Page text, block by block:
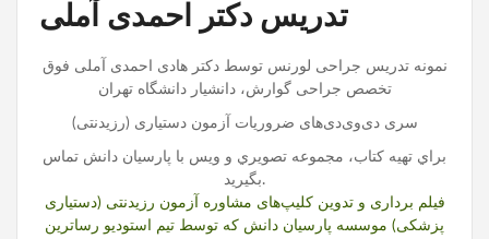
تدریس دکتر احمدی آملی
نمونه تدريس جراحی لورنس توسط دکتر هادی احمدی آملی فوق
تخصص جراحی گوارش، دانشیار دانشگاه تهران
سری دی‌وی‌دی‌های ضروریات آزمون دستیاری (رزیدنتی)
براي تهيه كتاب، مجموعه تصويري و ويس با پارسیان دانش تماس
بگيريد.
فیلم برداری و تدوین کلیپ‌های مشاوره آزمون رزیدنتی (دستیاری
پزشکی) موسسه پارسیان دانش که توسط تیم
استودیو رساترین